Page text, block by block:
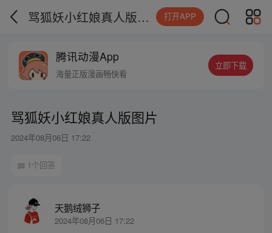
骂狐妖小红娘真人版图片 打开APP
腾讯动漫App
海量正版漫画畅快看
立即下载
骂狐妖小红娘真人版图片
2024年08月06日 17:22
1个回答
天鹅绒狮子
2024年08月06日 17:22